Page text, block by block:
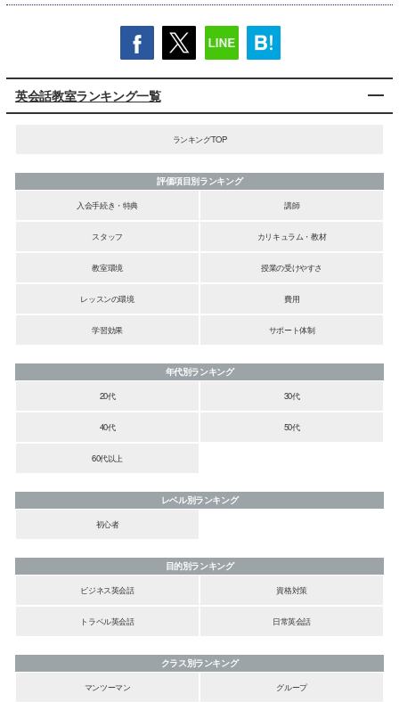
英会話教室ランキング一覧
ランキングTOP
評価項目別ランキング
入会手続き・特典
講師
スタッフ カリキュラム・教材
教室環境 授業の受けやすさ
レッスンの環境 費用
学習効果 サポート体制
年代別ランキング
20代
30代
40代 50代
60代以上
レベル別ランキング
初心者
目的別ランキング
ビジネス英会話
資格対策
トラベル英会話 日常英会話
クラス別ランキング
マンツーマン
グループ